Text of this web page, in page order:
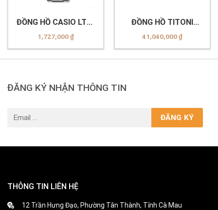
ĐỒNG HỒ CASIO LTP-
1302DD-5AVDF
1,727,000₫
ĐỒNG HỒ TITONI
23538 S-099
41,040,000₫
ĐĂNG KÝ NHẬN THÔNG TIN
THÔNG TIN LIÊN HỆ
12 Trần Hưng Đạo, Phường Tân Thành, Tỉnh Cà Mau